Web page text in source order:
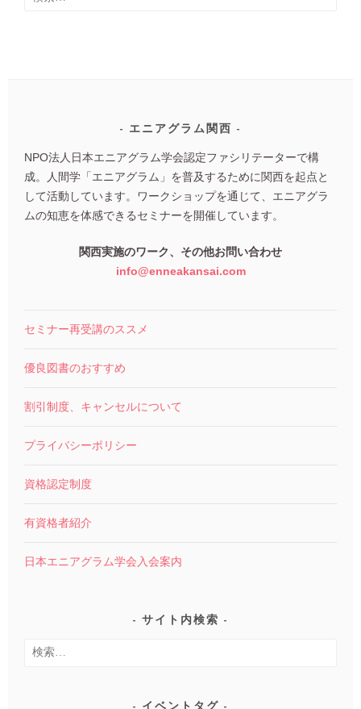
エニアグラム関西
NPO法人日本エニアグラム学会認定ファシリテーターで構
成。人間学「エニアグラム」を普及するために関西を起点と
して活動しています。ワークショップを通じて、エニアグラ
ムの知恵を体感できるセミナーを開催しています。
関西実施のワーク、その他お問い合わせ
info@enneakansai.com
セミナー再受講のススメ
優良図書のおすすめ
割引制度、キャンセルについて
プライバシーポリシー
資格認定制度
有資格者紹介
日本エニアグラム学会入会案内
サイト内検索
検
イベントタグ